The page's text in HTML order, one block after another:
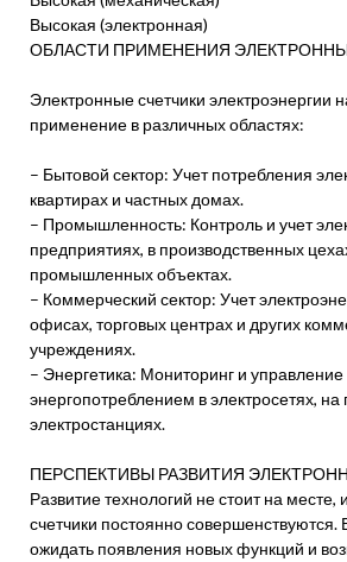
Высокая (электронная)
ОБЛАСТИ ПРИМЕНЕНИЯ
Электронные счетчики электроэнергии
применение в различных областях:
– Бытовой сектор: Учет потребления
квартирах и частных домах.
– Промышленность: Контроль и учет
предприятиях, в производственных
промышленных объектах.
– Коммерческий сектор: Учет
офисах, торговых центрах и других
учреждениях.
– Энергетика: Мониторинг и управление
энергопотреблением в электросетях, на
электростанциях.
ПЕРСПЕКТИВЫ РАЗВИТИЯ
Развитие технологий не стоит на месте,
счетчики постоянно
ожидать появления новых функций и